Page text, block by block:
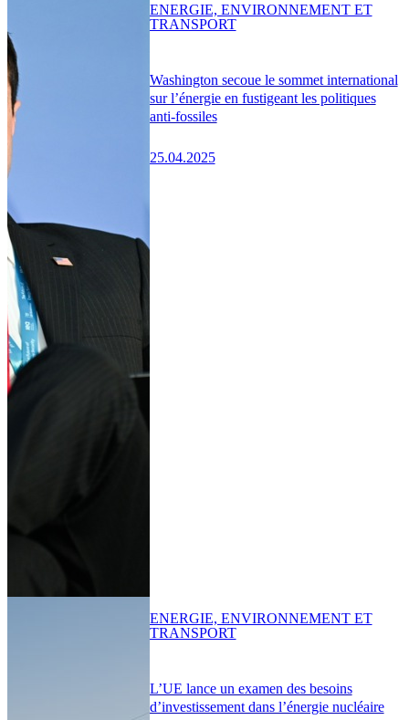
Washington secoue le sommet international
sur l’énergie en fustigeant les politiques
anti-fossiles
25.04.2025
ENERGIE, ENVIRONNEMENT ET
TRANSPORT
L’UE lance un examen des besoins
d’investissement dans l’énergie nucléaire
ENERGIE, ENVIRONNEMENT ET
TRANSPORT